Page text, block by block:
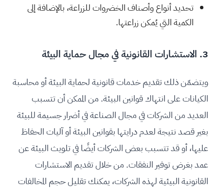
تحديد أنواع وأصناف الخضروات للزراعة، بالإضافة إلى
الكمية التي يُمكن زراعتها.
3. الاستشارات القانونية في مجال حماية البيئة
ويتضمّن ذلك تقديم خدمات قانونية لحماية البيئة أو محاسبة
الكيانات على انتهاك قوانين البيئة. من الممكن أن تتسبب
العديد من الشركات في مجال الصناعة في أضرار جسيمة للبيئة
بغير قصد نتيجة لعدم درايتها بقوانين البيئة أو آليات الحفاظ
عليها، أو قد تتسبب بعض الشركات أيضًا في تلويث البيئة عن
عمد بغرض توفير النفقات. من خلال تقديم الاستشارات
القانونية البيئية لهذه الشركات، يمكنك تقليل حجم المخالفات